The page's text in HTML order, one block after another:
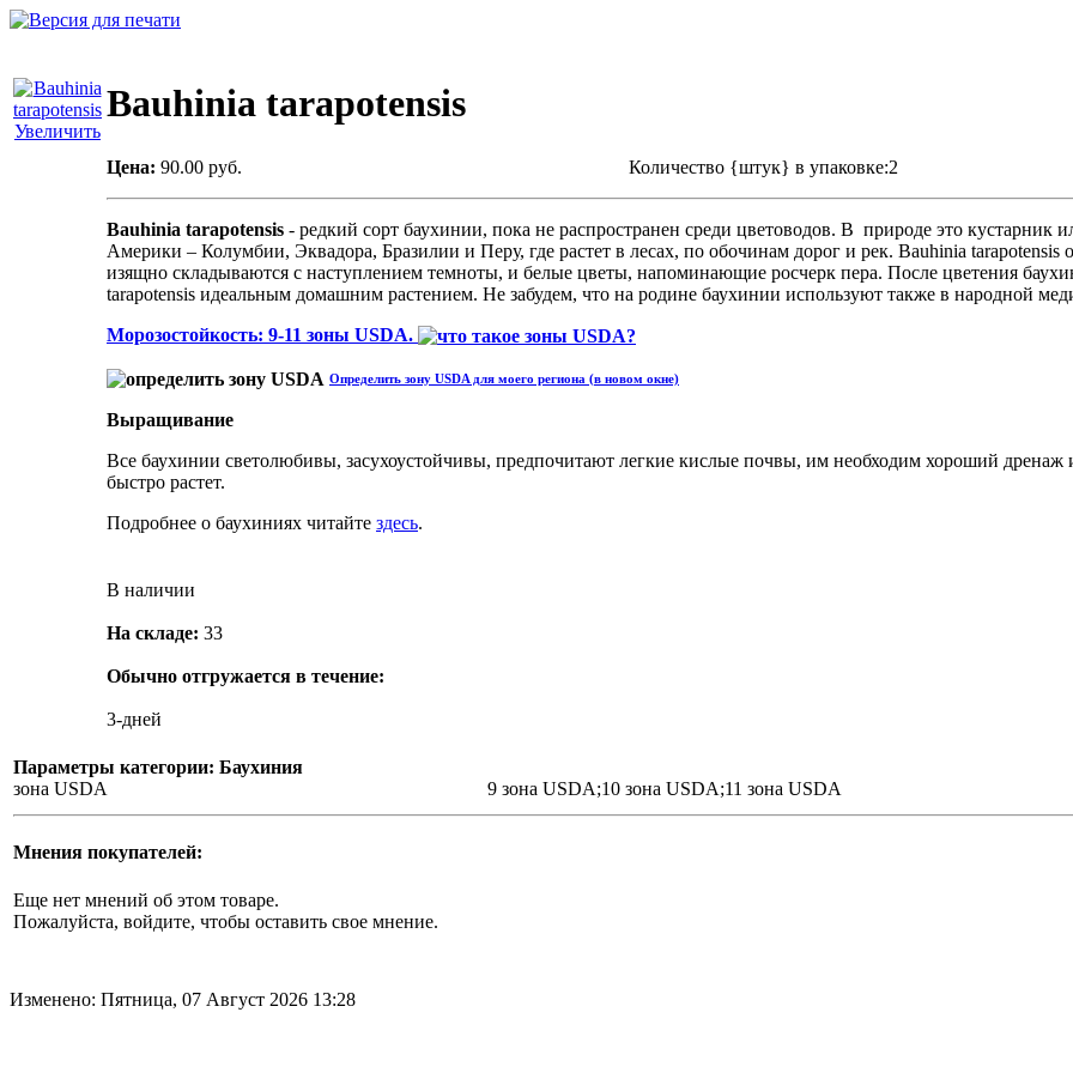
Увеличить
Bauhinia tarapotensis
Цена: 90.00 руб. Количество {штук} в упаковке:2
Bauhinia tarapotensis - редкий сорт баухинии, пока не распространен среди цветоводов. В природе это кустарник
Америки – Колумбии, Эквадора, Бразилии и Перу, где растет в лесах, по обочинам дорог и рек. Bauhinia
изящно складываются с наступлением темноты, и белые цветы, напоминающие росчерк пера. После цветения
tarapotensis идеальным домашним растением. Не забудем, что на родине баухинии используют также в народной
Морозостойкость: 9-11 зоны USDA.
Определить зону USDA для моего региона (в новом окне)
Выращивание
Все баухинии светолюбивы, засухоустойчивы, предпочитают легкие кислые почвы, им необходим хороший дренаж
быстро растет.
Подробнее о баухиниях читайте здесь.
В наличии
На складе: 33
Обычно отгружается в течение:
3-дней
Параметры категории: Баухиния
зона USDA
9 зона USDA;10 зона USDA;11 зона USDA
Мнения покупателей:
Еще нет мнений об этом товаре.
Пожалуйста, войдите, чтобы оставить свое мнение.
Изменено: Пятница, 07 Август 2026 13:28